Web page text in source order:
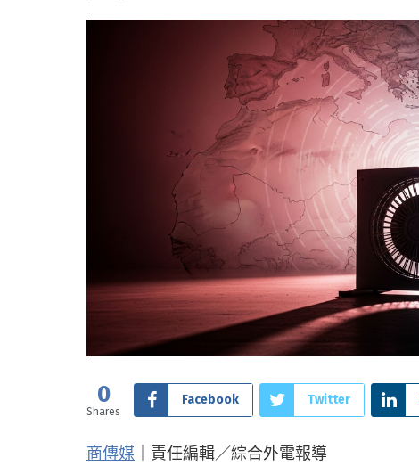
0
Shares
Facebook Twitter
商傳媒 ｜責任編輯／綜合外電報導